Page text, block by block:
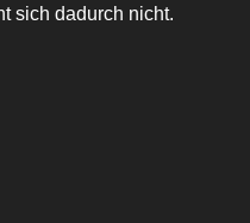
sich dadurch nicht.